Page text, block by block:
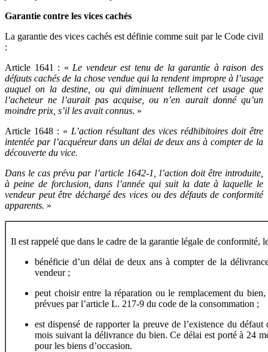
Garantie contre les vices cachés
La garantie des vices cachés est définie comme suit par le Code civil
:
Article 1641 : « Le vendeur est tenu de la garantie à raison des
défauts cachés de la chose vendue qui la rendent impropre à l’usage
auquel on la destine, ou qui diminuent tellement cet usage que
l’acheteur ne l’aurait pas acquise, ou n’en aurait donné qu’un
moindre prix, s’il les avait connus. »
Article 1648 : « L’action résultant des vices rédhibitoires doit être
intentée par l’acquéreur dans un délai de deux ans à compter de la
découverte du vice.
Dans le cas prévu par l’article 1642-1, l’action doit être introduite,
à peine de forclusion, dans l’année qui suit la date à laquelle le
vendeur peut être déchargé des vices ou des défauts de conformité
apparents. »
Il est rappelé que dans le cadre de la garantie légale de conformité,
bénéficie d’un délai de deux ans à compter de la
vendeur ;
peut choisir entre la réparation ou le remplacement du
prévues par l’article L. 217-9 du code de la consommation ;
est dispensé de rapporter la preuve de l’existence du
mois suivant la délivrance du bien. Ce délai est porté à 24
pour les biens d’occasion.